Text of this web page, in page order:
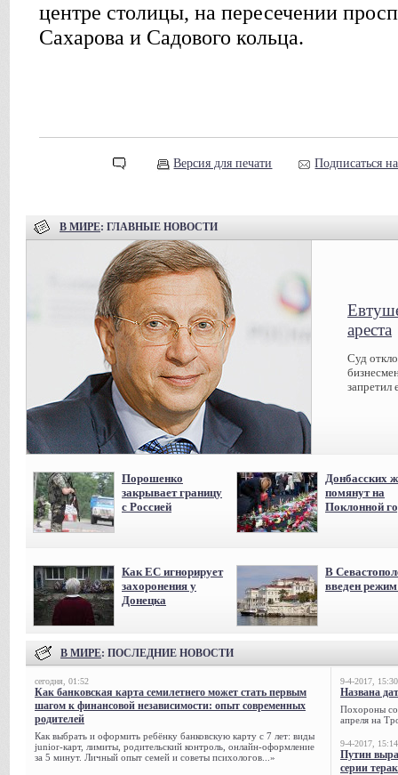
центре столицы, на пересечении
Сахарова и Садового кольца.
Версия для печати Подписаться
В МИРЕ: ГЛАВНЫЕ НОВОСТИ
ареста
Суд
запретил
Порошенко
закрывает границу
с Россией
Донбасских
помянут на
Поклонной
Как ЕС игнорирует
захоронения у
Донецка
В
введен
В МИРЕ: ПОСЛЕДНИЕ НОВОСТИ
сегодня, 01:52
Как банковская карта семилетнего может стать первым
шагом к финансовой независимости: опыт современных
родителей
Как выбрать и оформить ребёнку банковскую карту с 7 лет: виды
junior-карт, лимиты, родительский контроль, онлайн-оформление
за 5 минут. Личный опыт семей и советы психологов...»
9-4-2017, 15:30
Названа
Похороны
апреля на
9-4-2017, 15:14
Путин
серии